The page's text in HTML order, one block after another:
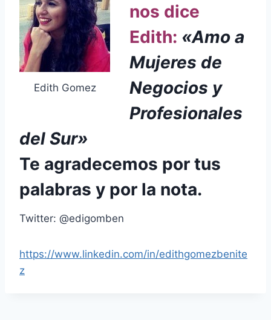
Edith Gomez
nos dice
Edith: «Amo a
Mujeres de
Negocios y
Profesionales
del Sur»
Te agradecemos por tus
palabras y por la nota.
Twitter: @edigomben
https://www.linkedin.com/in/edithgomezbenite
z